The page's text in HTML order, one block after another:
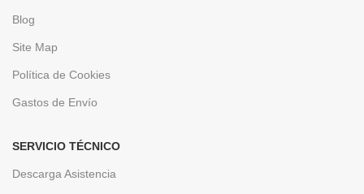
Blog
Site Map
Política de Cookies
Gastos de Envío
SERVICIO TÉCNICO
Descarga Asistencia